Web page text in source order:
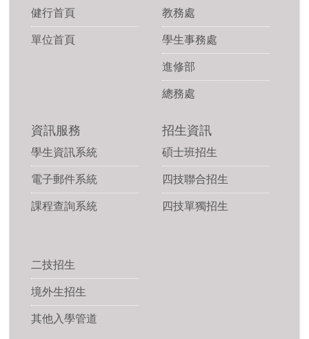
健行首頁
單位首頁
教務處
學生事務處
進修部
總務處
資訊服務
學生資訊系統
電子郵件系統
課程查詢系統
招生資訊
碩士班招生
四技聯合招生
四技單獨招生
二技招生
境外生招生
其他入學管道